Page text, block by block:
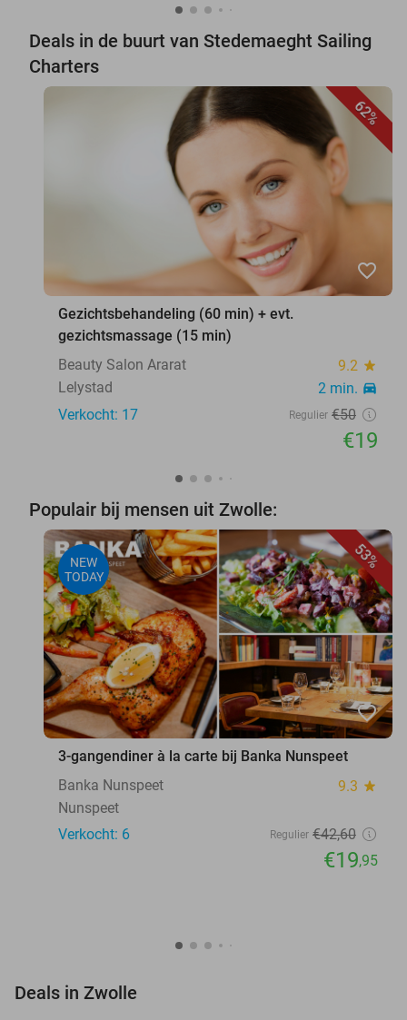
Deals in de buurt van Stedemaeght Sailing
Charters
62%
favorite_border
Gezichtsbehandeling (60 min) + evt.
gezichtsmassage (15 min)
Beauty Salon Ararat
9.2 star
Lelystad 2 min. directions_car
Verkocht: 17 Regulier €50
€19
Populair bij mensen uit Zwolle:
53%
NEW
TODAY
favorite_border
3-gangendiner à la carte bij Banka Nunspeet
Banka Nunspeet
9.3 star
Nunspeet
Verkocht: 6
Regulier €42,60
€19,95
Deals in Zwolle